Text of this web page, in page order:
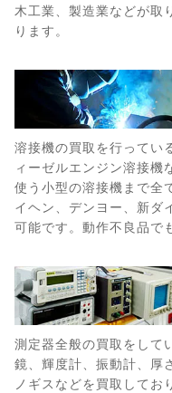
木工業、製造業などが取
ります。
溶接機の買取を行ってい
ィーゼルエンジン溶接機
使う小型の溶接機まで全
イヘン、デンヨー、新ダ
可能です。動作不良品で
測定器全般の買取をして
鏡、輝度計、振動計、厚
ノギスなどを買取してお